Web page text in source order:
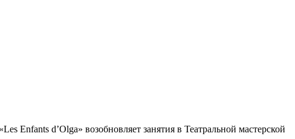
d’Olga» возобновляет занятия в Театральной мастерской